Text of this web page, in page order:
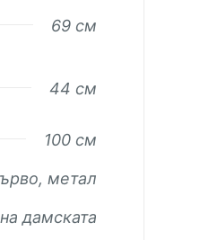
69 см
44 см
100 см
метал
дамската